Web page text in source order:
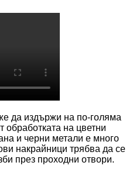
да издържи на по-голяма
обработката на цветни
и черни метали е много
накрайници трябва да се
през проходни отвори.